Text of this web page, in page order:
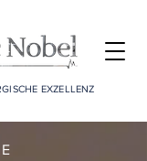
EXZELLENZ